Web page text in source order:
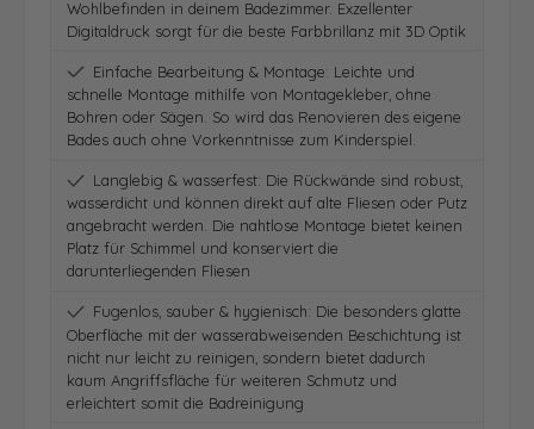
Wohlbefinden in deinem Badezimmer. Exzellenter
Digitaldruck sorgt für die beste Farbbrillanz mit 3D Optik
Einfache Bearbeitung & Montage: Leichte und
schnelle Montage mithilfe von Montagekleber, ohne
Bohren oder Sägen. So wird das Renovieren des eigene
Bades auch ohne Vorkenntnisse zum Kinderspiel.
Langlebig & wasserfest: Die Rückwände sind robust,
wasserdicht und können direkt auf alte Fliesen oder Putz
angebracht werden. Die nahtlose Montage bietet keinen
Platz für Schimmel und konserviert die
darunterliegenden Fliesen
Fugenlos, sauber & hygienisch: Die besonders glatte
Oberfläche mit der wasserabweisenden Beschichtung ist
nicht nur leicht zu reinigen, sondern bietet dadurch
kaum Angriffsfläche für weiteren Schmutz und
erleichtert somit die Badreinigung